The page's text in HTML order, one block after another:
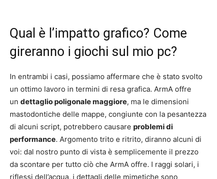
Qual è l’impatto grafico? Come
gireranno i giochi sul mio pc?
In entrambi i casi, possiamo affermare che è stato svolto
un ottimo lavoro in termini di resa grafica. ArmA offre
un dettaglio poligonale maggiore, ma le dimensioni
mastodontiche delle mappe, congiunte con la pesantezza
di alcuni script, potrebbero causare problemi di
performance. Argomento trito e ritrito, diranno alcuni di
voi: dal nostro punto di vista è semplicemente il prezzo
da scontare per tutto ciò che ArmA offre. I raggi solari, i
riflessi dell’acqua, i dettagli delle mimetiche sono